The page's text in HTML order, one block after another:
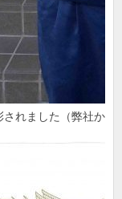
れました（弊社から